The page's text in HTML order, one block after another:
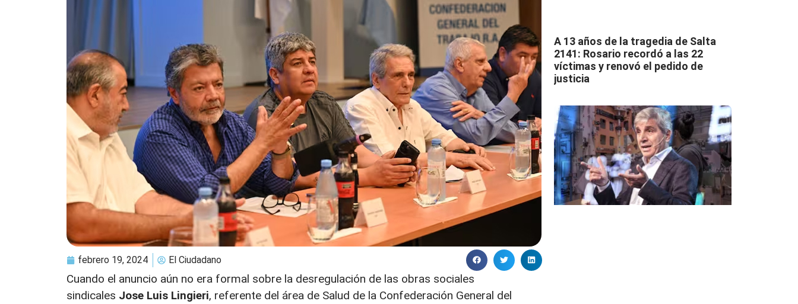
febrero 19, 2024 El Ciudadano
Cuando el anuncio aún no era formal sobre la desregulación de las obras sociales
sindicales Jose Luis Lingieri, referente del área de Salud de la Confederación General del
A 13 años de la tragedia de Salta
2141: Rosario recordó a las 22
víctimas y renovó el pedido de
justicia